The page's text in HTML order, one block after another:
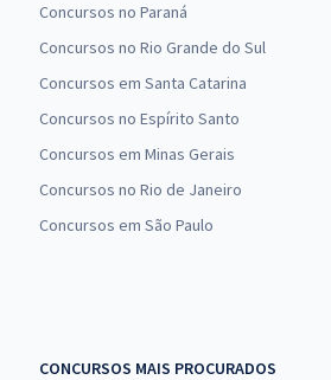
Concursos no Paraná
Concursos no Rio Grande do Sul
Concursos em Santa Catarina
Concursos no Espírito Santo
Concursos em Minas Gerais
Concursos no Rio de Janeiro
Concursos em São Paulo
CONCURSOS MAIS PROCURADOS